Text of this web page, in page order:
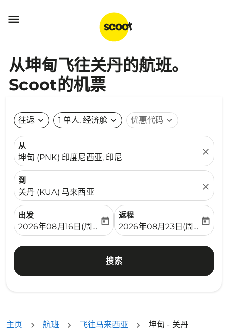

从坤甸飞往关丹的航班。
Scoot的机票
往返 expand_more 1 单人, 经济舱 expand_more 优惠代码 expand_more
从
坤甸 (PNK) 印度尼西亚, 印尼
close
到
关丹 (KUA) 马来西亚
close
出发
fc-booking-departure-date-aria-label
2026年08月16日(周日)
today
返程
fc-booking-return-date-
2026年08月23日(周日)
today
搜索
主页 航班 飞往马来西亚 坤甸 - 关丹